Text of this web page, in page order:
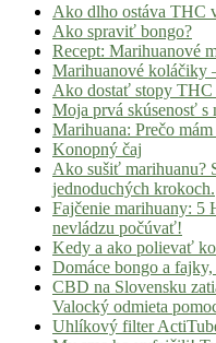
Ako dlho ostáva THC
Ako spraviť bongo?
Recept: Marihuanové
Marihuanové koláčiky
Ako dostať stopy THC
Moja prvá skúsenosť s
Marihuana: Prečo
Konopný čaj
Ako sušiť marihuanu?
jednoduchých krokoch.
Fajčenie marihuany: 5
nevládzu počúvať!
Kedy a ako polievať
Domáce bongo a
CBD na Slovensku
Valocký odmieta
Uhlíkový filter